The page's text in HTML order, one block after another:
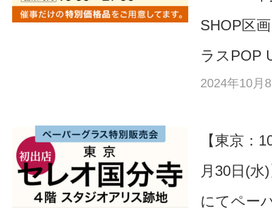
SHOP区
ラスPOP
2024年10月
【東京：
月30日(水
にてペー